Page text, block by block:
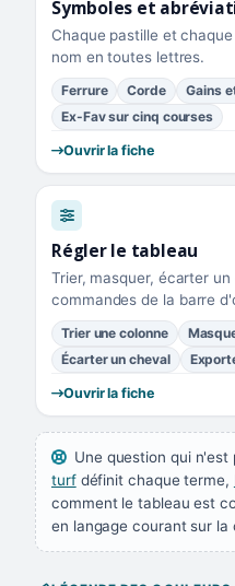
Symboles et
Chaque pastille et
nom en toutes lettres.
Ferrure Corde
Gains
Ex-Fav sur cinq courses
Ouvrir la fiche
Régler le tableau
Trier, masquer, écarter
commandes de la barre
Trier une colonne
Écarter un cheval
Ouvrir la fiche
Une question qui n'est
turfdéfinit chaque terme,
comment le tableau est
en langage courant sur la